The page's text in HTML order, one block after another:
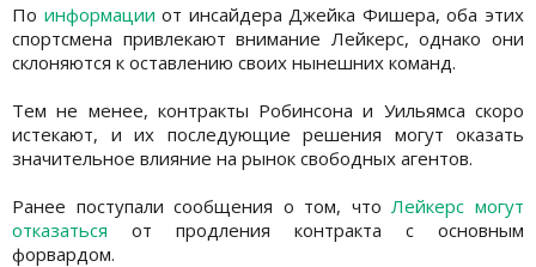
По информацииот инсайдера Джейка Фишера, оба этих
спортсмена привлекают внимание Лейкерс, однако они
склоняются к оставлению своих нынешних команд.
Тем не менее, контракты Робинсона и Уильямса скоро
истекают, и их последующие решения могут оказать
значительное влияние на рынок свободных агентов.
Ранее поступали сообщения о том, что Лейкерс могут
отказаться от продления контракта с основным
форвардом.